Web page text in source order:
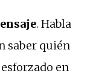
. Habla
saber quién
en